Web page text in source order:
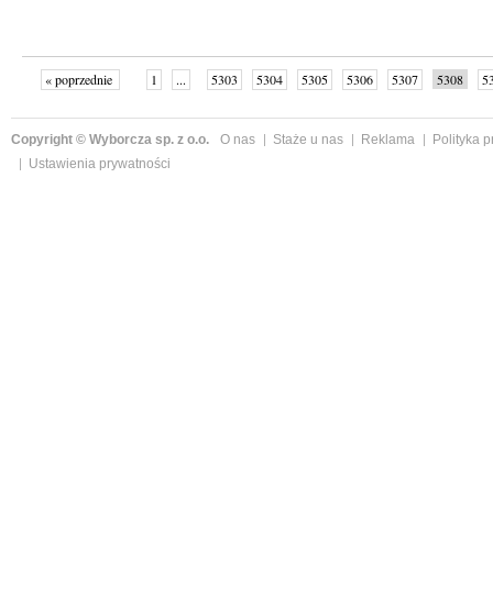
« poprzednie 1 ... 5303 5304 5305 5306 5307 5308
Copyright © Wyborcza sp. z o.o. O nas Staże u nas Reklama
Polityka
Ustawienia prywatności